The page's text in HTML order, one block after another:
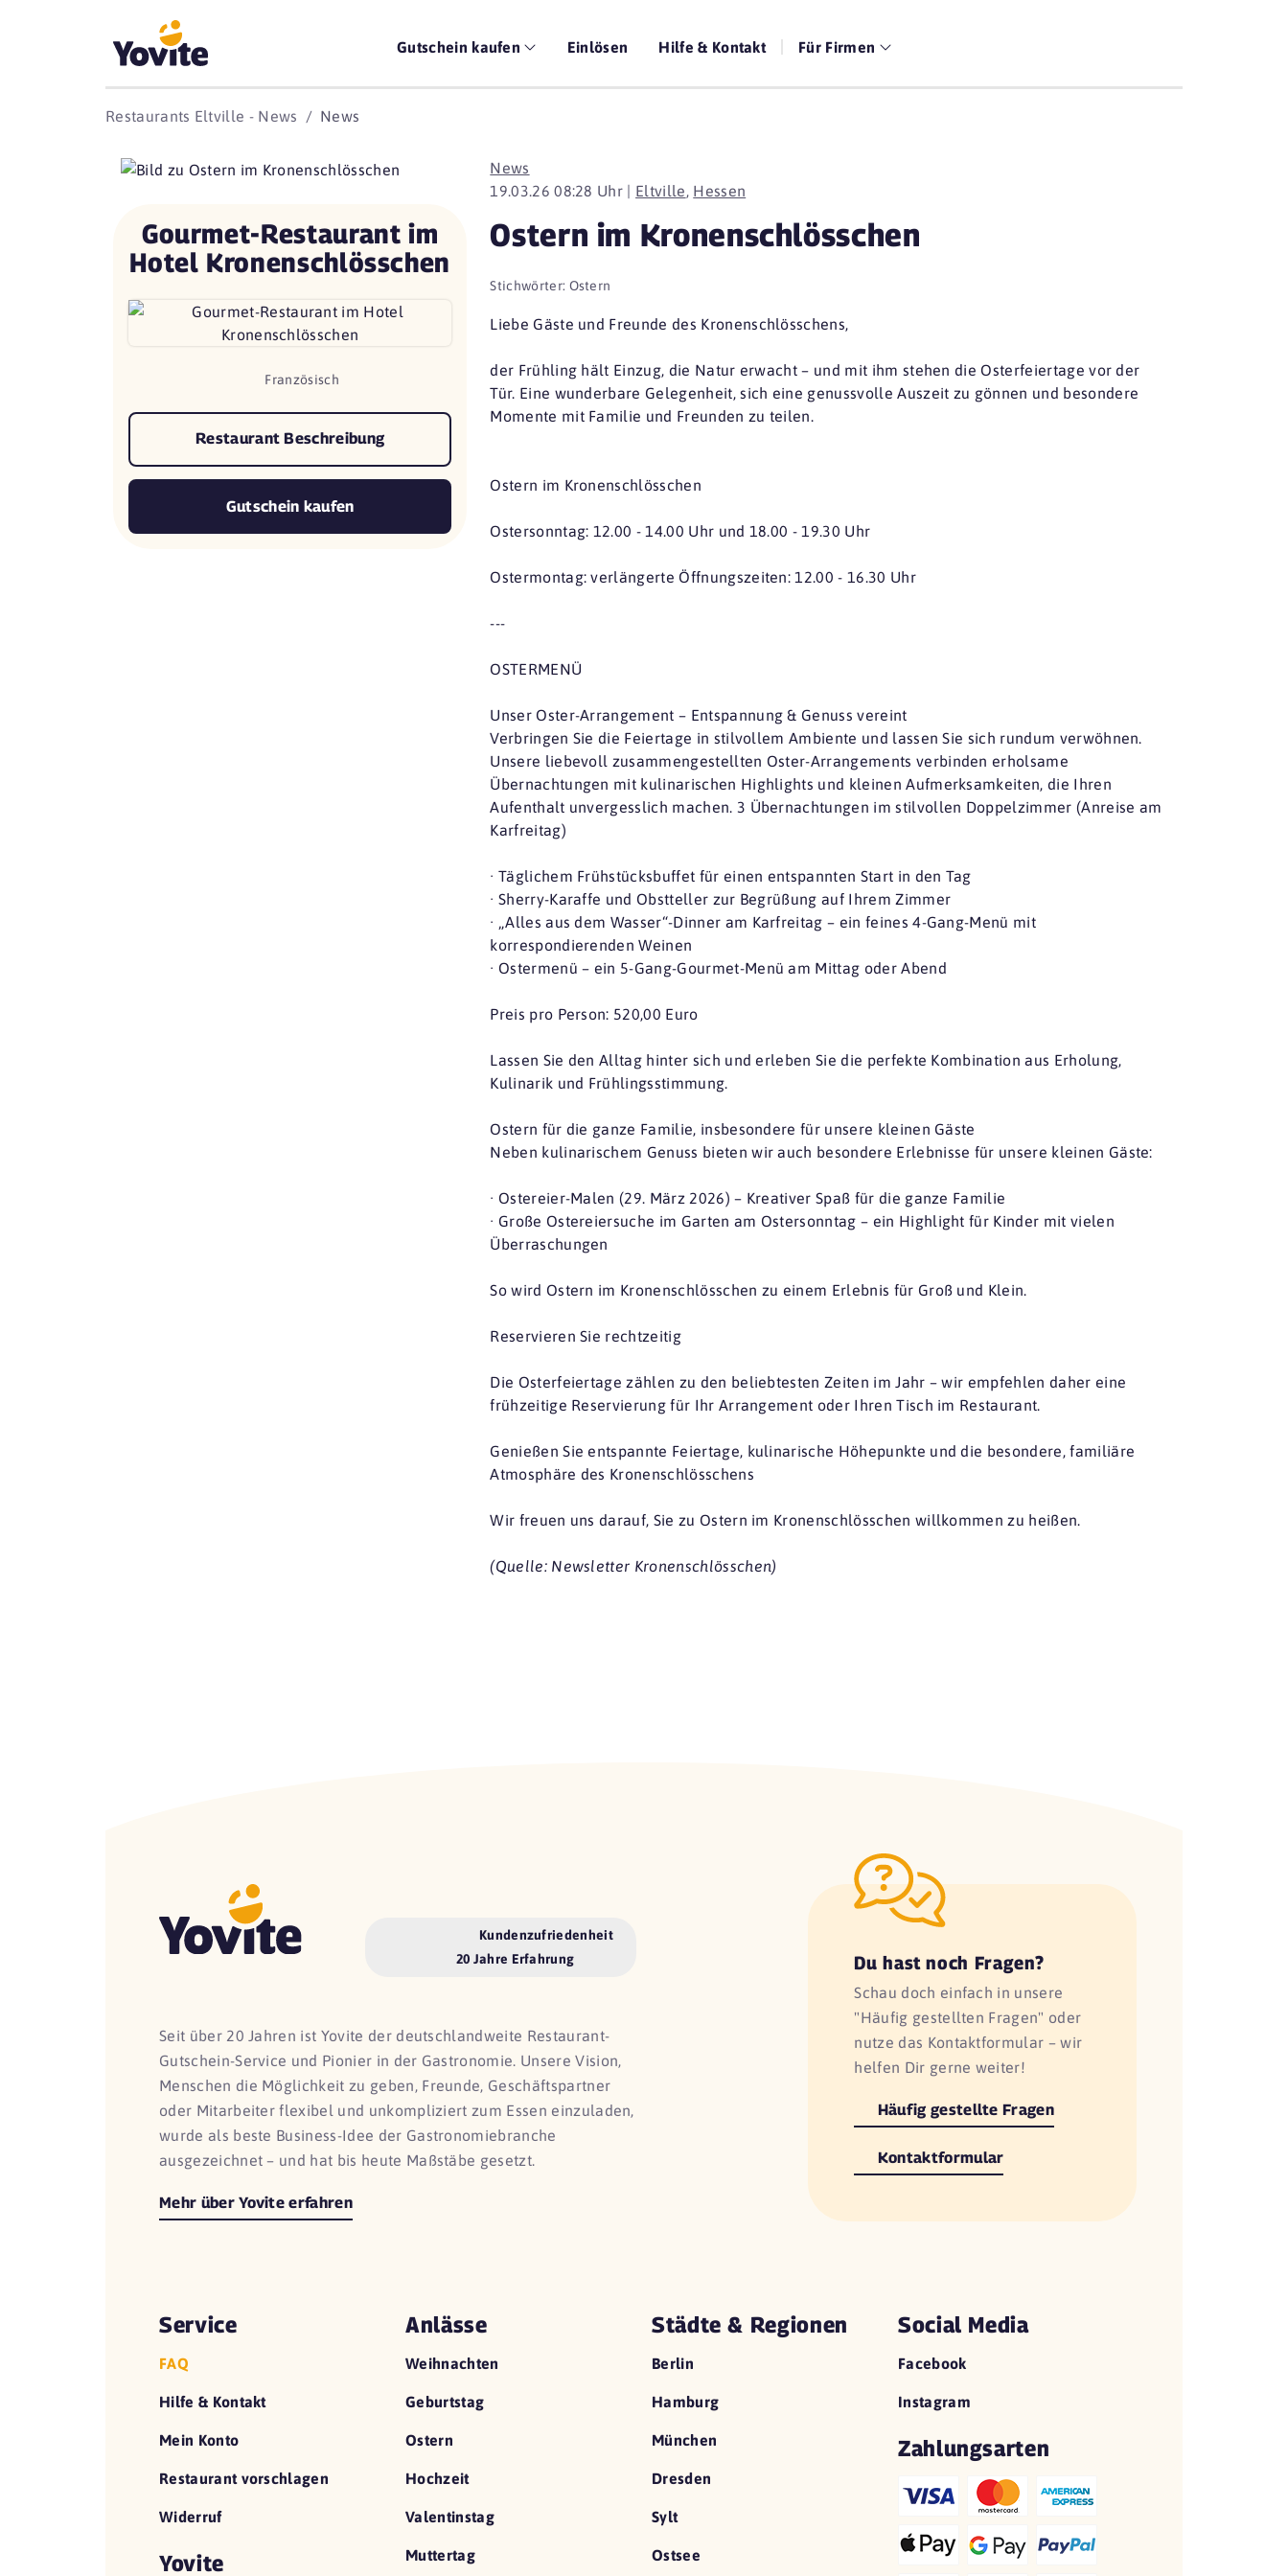
Gutschein kaufen Einlösen Hilfe & Kontakt Für Firmen
Restaurants Eltville - News News
News
19.03.26 08:28 Uhr | Eltville, Hessen
Ostern im Kronenschlösschen
Stichwörter: Ostern
Liebe Gäste und Freunde des Kronenschlösschens,
der Frühling hält Einzug, die Natur erwacht – und mit ihm stehen die Osterfeiertage vor der
Tür. Eine wunderbare Gelegenheit, sich eine genussvolle Auszeit zu gönnen und besondere
Momente mit Familie und Freunden zu teilen.
Ostern im Kronenschlösschen
Ostersonntag: 12.00 - 14.00 Uhr und 18.00 - 19.30 Uhr
Ostermontag: verlängerte Öffnungszeiten: 12.00 - 16.30 Uhr
---
OSTERMENÜ
Unser Oster-Arrangement – Entspannung & Genuss vereint
Verbringen Sie die Feiertage in stilvollem Ambiente und lassen Sie sich rundum verwöhnen.
Unsere liebevoll zusammengestellten Oster-Arrangements verbinden erholsame
Übernachtungen mit kulinarischen Highlights und kleinen Aufmerksamkeiten, die Ihren
Aufenthalt unvergesslich machen. 3 Übernachtungen im stilvollen Doppelzimmer (Anreise am
Karfreitag)
· Täglichem Frühstücksbuffet für einen entspannten Start in den Tag
· Sherry-Karaffe und Obstteller zur Begrüßung auf Ihrem Zimmer
· „Alles aus dem Wasser“-Dinner am Karfreitag – ein feines 4-Gang-Menü mit
korrespondierenden Weinen
· Ostermenü – ein 5-Gang-Gourmet-Menü am Mittag oder Abend
Preis pro Person: 520,00 Euro
Lassen Sie den Alltag hinter sich und erleben Sie die perfekte Kombination aus Erholung,
Kulinarik und Frühlingsstimmung.
Ostern für die ganze Familie, insbesondere für unsere kleinen Gäste
Neben kulinarischem Genuss bieten wir auch besondere Erlebnisse für unsere kleinen Gäste:
· Ostereier-Malen (29. März 2026) – Kreativer Spaß für die ganze Familie
· Große Ostereiersuche im Garten am Ostersonntag – ein Highlight für Kinder mit vielen
Überraschungen
So wird Ostern im Kronenschlösschen zu einem Erlebnis für Groß und Klein.
Reservieren Sie rechtzeitig
Die Osterfeiertage zählen zu den beliebtesten Zeiten im Jahr – wir empfehlen daher eine
frühzeitige Reservierung für Ihr Arrangement oder Ihren Tisch im Restaurant.
Genießen Sie entspannte Feiertage, kulinarische Höhepunkte und die besondere, familiäre
Atmosphäre des Kronenschlösschens
Wir freuen uns darauf, Sie zu Ostern im Kronenschlösschen willkommen zu heißen.
(Quelle: Newsletter Kronenschlösschen)
Gourmet-Restaurant im
Hotel Kronenschlösschen
Französisch
Restaurant Beschreibung
Gutschein kaufen
Kundenzufriedenheit
20 Jahre Erfahrung
Seit über 20 Jahren ist Yovite der deutschlandweite Restaurant-
Gutschein-Service und Pionier in der Gastronomie. Unsere Vision,
Menschen die Möglichkeit zu geben, Freunde, Geschäftspartner
oder Mitarbeiter flexibel und unkompliziert zum Essen einzuladen,
wurde als beste Business-Idee der Gastronomiebranche
ausgezeichnet – und hat bis heute Maßstäbe gesetzt.
Mehr über Yovite erfahren
Du hast noch Fragen?
Schau doch einfach in unsere
"Häufig gestellten Fragen" oder
nutze das Kontaktformular – wir
helfen Dir gerne weiter!
Häufig gestellte Fragen
Kontaktformular
Service
FAQ
Hilfe & Kontakt
Mein Konto
Restaurant vorschlagen
Widerruf
Yovite
Anlässe
Weihnachten
Geburtstag
Ostern
Hochzeit
Valentinstag
Muttertag
Städte & Regionen
Berlin
Hamburg
München
Dresden
Sylt
Ostsee
Social Media
Facebook
Instagram
Zahlungsarten